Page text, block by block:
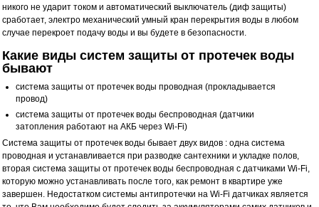
никого не ударит током и автоматический выключатель (диф защиты)
сработает, электро механический умный кран перекрытия воды в любом
случае перекроет подачу воды и вы будете в безопасности.
Какие виды систем защиты от протечек воды
бывают
система защиты от протечек воды проводная (прокладывается
провод)
система защиты от протечек воды беспроводная (датчики
затопления работают на АКБ через Wi-Fi)
Система защиты от протечек воды бывает двух видов : одна система
проводная и устанавливается при разводке сантехники и укладке полов,
вторая система защиты от протечек воды беспроводная с датчиками Wi-Fi,
которую можно устанавливать после того, как ремонт в квартире уже
завершен. Недостатком системы антипротечки на Wi-Fi датчиках является